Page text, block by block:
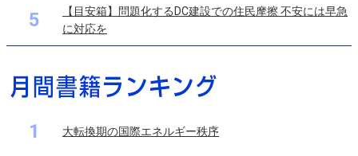
5
【目安箱】問題化するDC建設での住民摩擦 不安には早急
に対応を
1 大転換期の国際エネルギー秩序